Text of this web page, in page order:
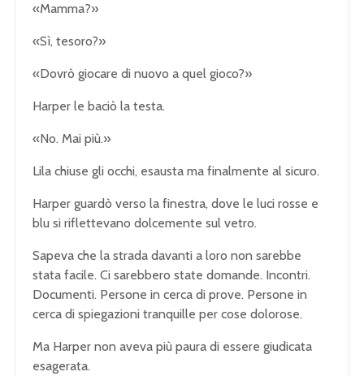
«Mamma?»
«Sì, tesoro?»
«Dovrò giocare di nuovo a quel gioco?»
Harper le baciò la testa.
«No. Mai più.»
Lila chiuse gli occhi, esausta ma finalmente al sicuro.
Harper guardò verso la finestra, dove le luci rosse e
blu si riflettevano dolcemente sul vetro.
Sapeva che la strada davanti a loro non sarebbe
stata facile. Ci sarebbero state domande. Incontri.
Documenti. Persone in cerca di prove. Persone in
cerca di spiegazioni tranquille per cose dolorose.
Ma Harper non aveva più paura di essere giudicata
esagerata.